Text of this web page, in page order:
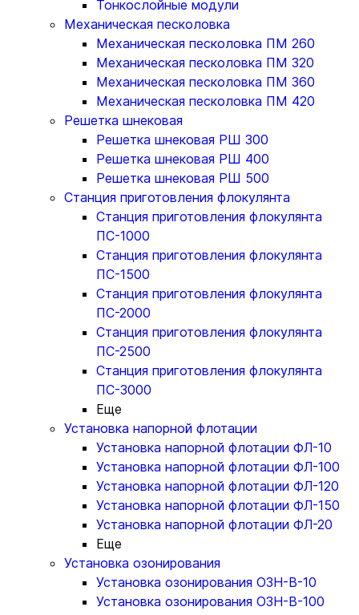
Тонкослойные модули
Механическая песколовка
Механическая песколовка ПM 260
Механическая песколовка ПM 320
Механическая песколовка ПM 360
Механическая песколовка ПM 420
Решетка шнековая
Решетка шнековая РШ 300
Решетка шнековая РШ 400
Решетка шнековая РШ 500
Станция приготовления флокулянта
Станция приготовления флокулянта
ПС-1000
Станция приготовления флокулянта
ПС-1500
Станция приготовления флокулянта
ПС-2000
Станция приготовления флокулянта
ПС-2500
Станция приготовления флокулянта
ПС-3000
Еще
Установка напорной флотации
Установка напорной флотации ФЛ-10
Установка напорной флотации ФЛ-100
Установка напорной флотации ФЛ-120
Установка напорной флотации ФЛ-150
Установка напорной флотации ФЛ-20
Еще
Установка озонирования
Установка озонирования ОЗН-В-10
Установка озонирования ОЗН-В-100